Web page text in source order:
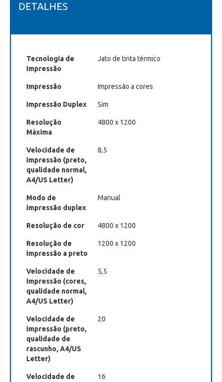
DETALHES
Tecnologia de
impressão
Jato de tinta térmico
Impressão Impressão a cores
Impressão Duplex Sim
Resolução
Máxima
4800 x 1200
Velocidade de
impressão (preto,
qualidade normal,
A4/US Letter)
8,5
Modo de
impressão duplex
Manual
Resolução de cor 4800 x 1200
Resolução de
impressão a preto
1200 x 1200
Velocidade de
impressão (cores,
qualidade normal,
A4/US Letter)
5,5
Velocidade de
impressão (preto,
qualidade de
rascunho, A4/US
Letter)
20
Velocidade de
16